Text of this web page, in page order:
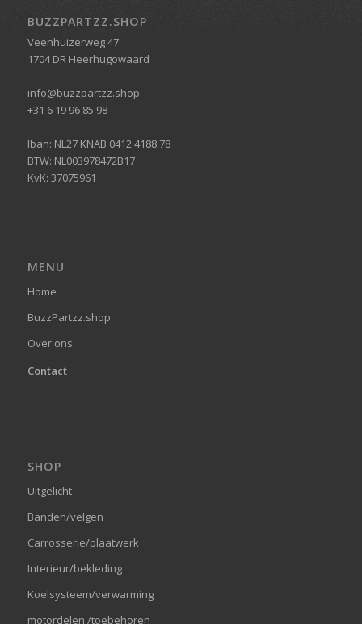
BUZZPARTZZ.SHOP
Veenhuizerweg 47
1704 DR Heerhugowaard
info@buzzpartzz.shop
+31 6 19 96 85 98
Iban: NL27 KNAB 0412 4188 78
BTW: NL003978472B17
KvK: 37075961
MENU
Home
BuzzPartzz.shop
Over ons
Contact
SHOP
Uitgelicht
Banden/velgen
Carrosserie/plaatwerk
Interieur/bekleding
Koelsysteem/verwarming
motordelen /toebehoren